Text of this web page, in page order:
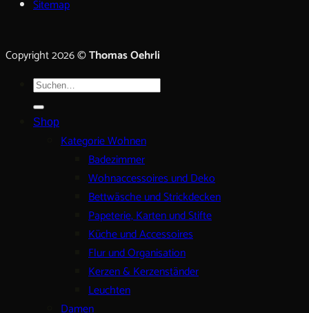
Sitemap
Copyright 2026 ©Thomas Oehrli
Suche
nach:
Shop
Kategorie Wohnen
Badezimmer
Wohnaccessoires und Deko
Bettwäsche und Strickdecken
Papeterie, Karten und Stifte
Küche und Accessoires
Flur und Organisation
Kerzen & Kerzenständer
Leuchten
Damen